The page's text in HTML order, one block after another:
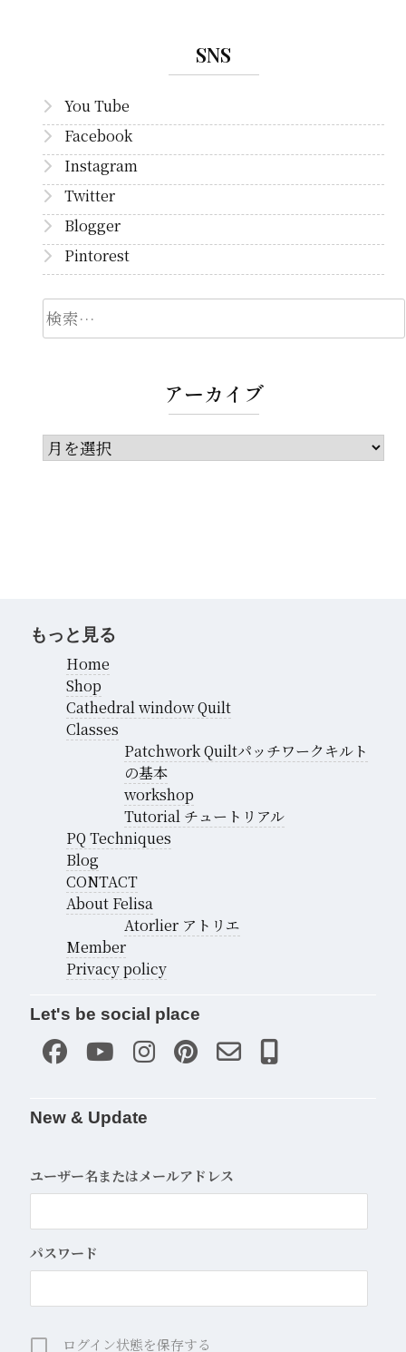
SNS
You Tube
Facebook
Instagram
Twitter
Blogger
Pintorest
検
索
アーカイブ
ア
ー
もっと見る
Home
Shop
Cathedral window Quilt
Classes
Patchwork Quiltパッチワークキルト
の基本
workshop
Tutorial チュートリアル
PQ Techniques
Blog
CONTACT
About Felisa
Atorlier アトリエ
Member
Privacy policy
Let's be social place
New & Update
ユーザー名またはメールアドレス
パスワード
ログイン状態を保存する